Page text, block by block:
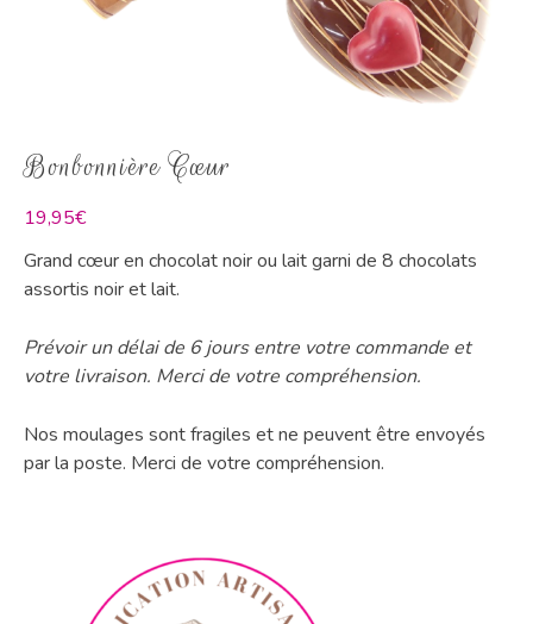
Bonbonnière Cœur
19,95€
Grand cœur en chocolat noir ou lait garni de 8 chocolats
assortis noir et lait.
Prévoir un délai de 6 jours entre votre commande et
votre livraison. Merci de votre compréhension.
Nos moulages sont fragiles et ne peuvent être envoyés
par la poste. Merci de votre compréhension.